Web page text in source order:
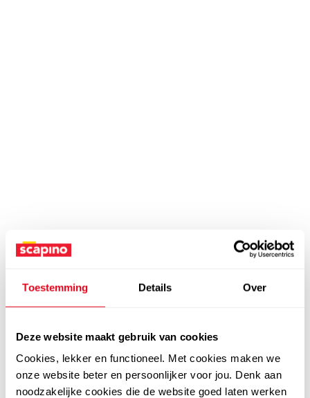
Toestemming Details Over
Deze website maakt gebruik van cookies
Cookies, lekker en functioneel. Met cookies maken we
onze website beter en persoonlijker voor jou. Denk aan
noodzakelijke cookies die de website goed laten werken